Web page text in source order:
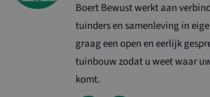
Boert Bewust werkt aan
tuinders en samenleving in
graag een open en eerlijk
tuinbouw zodat u weet waar
komt.